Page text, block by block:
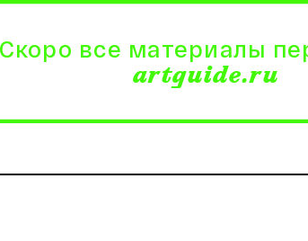
все материалы
artguide.ru